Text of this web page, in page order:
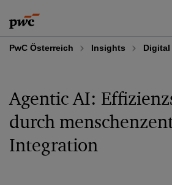
to
content
to
footer
PwC Österreich Insights Digital
Agentic AI:
durch
Integration